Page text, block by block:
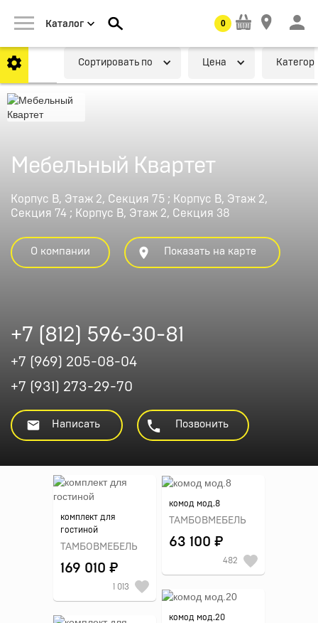
Каталог 0
Cортировать по Цена
Мебельный Квартет
Корпус В, Этаж 2, Секция 75 ; Корпус В, Этаж 2,
Секция 74 ; Корпус В, Этаж 2, Секция 38
О компании Показать на карте
+7 (812) 596-30-81
+7 (969) 205-08-04
+7 (931) 273-29-70
Написать Позвонить
комплект для
гостиной
ТАМБОВМЕБЕЛЬ
169 010 ₽
1 013
комод мод.8
ТАМБОВМЕБЕЛЬ
63 100 ₽
482
комод мод.20